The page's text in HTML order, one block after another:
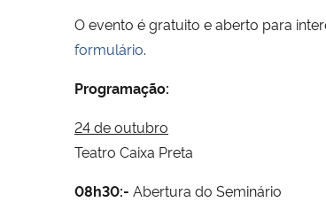
O evento é gratuito e aberto para
formulário.
Programação:
24 de outubro
Teatro Caixa Preta
08h30:- Abertura do Seminário